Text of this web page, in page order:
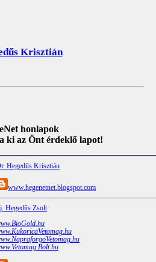
Krisztián
honlapok
ki az Önt érdeklő lapot!
Hegedűs Krisztián
www.hegenetnet.blogspot.com
Hegedűs Zsolt